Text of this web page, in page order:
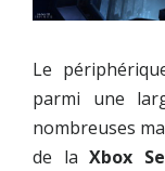
Le
parmi une
nombreuses
de la Xbox